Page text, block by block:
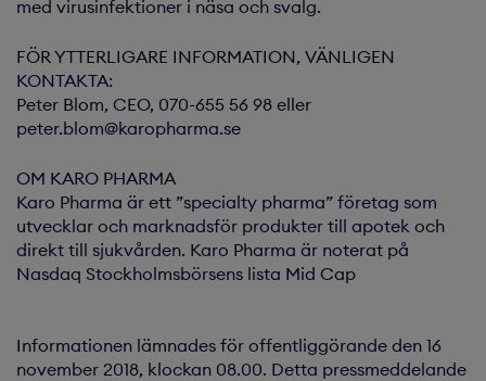
med virusinfektioner i näsa och svalg.
FÖR YTTERLIGARE INFORMATION, VÄNLIGEN
KONTAKTA:
Peter Blom, CEO, 070-655 56 98 eller
peter.blom@karopharma.se
OM KARO PHARMA
Karo Pharma är ett ”specialty pharma” företag som
utvecklar och marknadsför produkter till apotek och
direkt till sjukvården. Karo Pharma är noterat på
Nasdaq Stockholmsbörsens lista Mid Cap
Informationen lämnades för offentliggörande den 16
november 2018, klockan 08.00. Detta pressmeddelande